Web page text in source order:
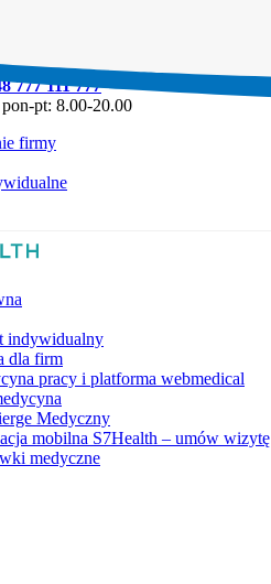
777 111 777
pon-pt: 8.00-20.00
firmy
indywidualny
dla firm
pracy i platforma webmedical
Medyczny
mobilna S7Health – umów wizytę
medyczne